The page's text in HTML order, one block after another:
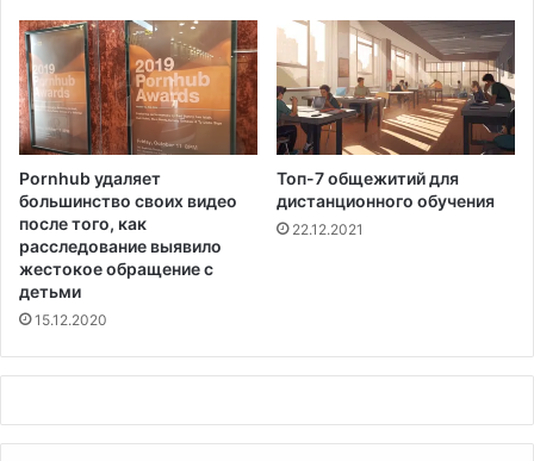
р
у
б
л
е
й
Pornhub удаляет
большинство своих видео
после того, как
расследование выявило
жестокое обращение с
детьми
15.12.2020
Топ-7 общежитий для
дистанционного обучения
22.12.2021